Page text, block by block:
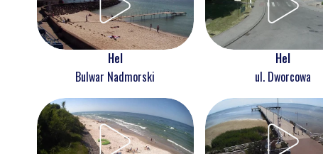
Hel
Bulwar Nadmorski
Hel
ul. Dworcowa